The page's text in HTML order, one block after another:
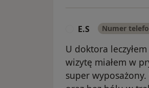
E.S Numer
U doktora
wizytę miałem w
super